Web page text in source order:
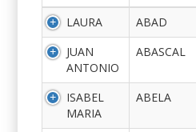
LAURA
ABAD
JUAN
ANTONIO
ABASCAL
ISABEL
MARIA
ABELA